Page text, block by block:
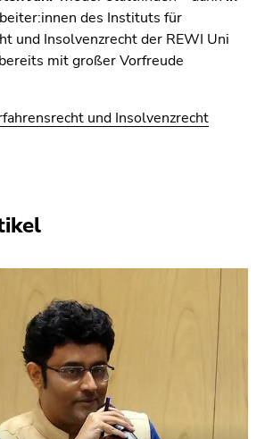
des Instituts für
und Insolvenzrecht der REWI Uni
mit großer Vorfreude
und Insolvenzrecht